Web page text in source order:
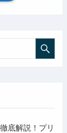
底解説！プリ